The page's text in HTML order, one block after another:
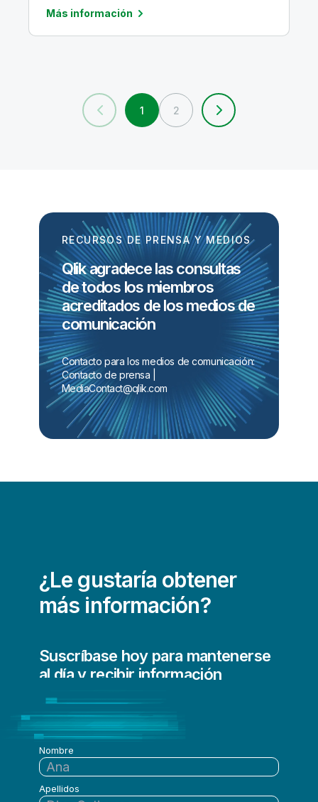
Más información
1 2
RECURSOS DE PRENSA Y MEDIOS
Qlik agradece las consultas
de todos los miembros
acreditados de los medios de
comunicación
Contacto para los medios de comunicación:
MediaContact@qlik.com
¿Le gustaría obtener
más información?
Suscríbase hoy para mantenerse
al día y recibir información
periódicamente
Nombre
Apellidos